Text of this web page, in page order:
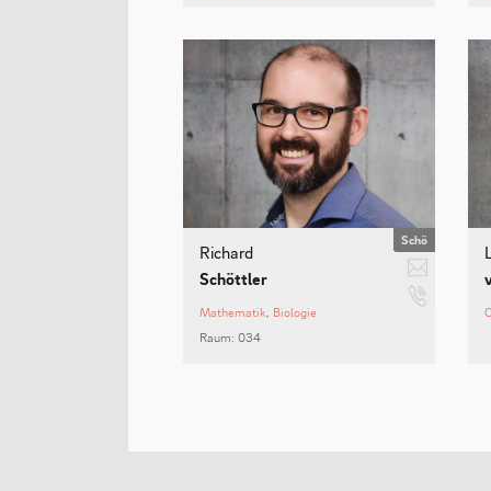
Klassenleitung 7F, Koordination der
Verwaltung, Schach
Schö
Richard
Schöttler
Mathematik Biologie
Raum: 034